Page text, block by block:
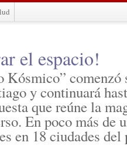
el espacio!
Kósmico”
y continuará
que reúne la
En poco más de
en 18 ciudades del